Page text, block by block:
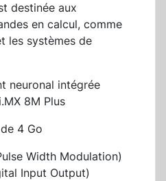
destinée aux
en calcul, comme
les systèmes de
neuronal intégrée
8M Plus
4 Go
Width Modulation)
Input Output)